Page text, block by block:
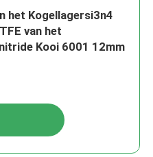
het Kogellagersi3n4
van het
Kooi 6001 12mm